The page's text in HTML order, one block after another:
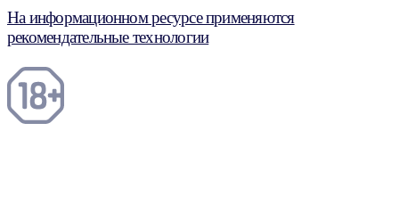
На информационном ресурсе применяются
рекомендательные технологии